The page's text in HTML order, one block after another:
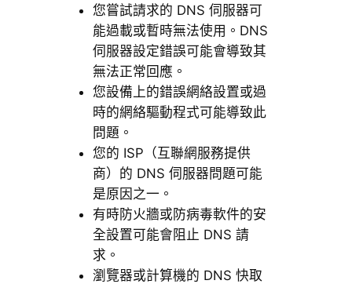
您嘗試請求的 DNS 伺服器可
能過載或暫時無法使用。DNS
伺服器設定錯誤可能會導致其
無法正常回應。
您設備上的錯誤網絡設置或過
時的網絡驅動程式可能導致此
問題。
您的 ISP（互聯網服務提供
商）的 DNS 伺服器問題可能
是原因之一。
有時防火牆或防病毒軟件的安
全設置可能會阻止 DNS 請
求。
瀏覽器或計算機的 DNS 快取